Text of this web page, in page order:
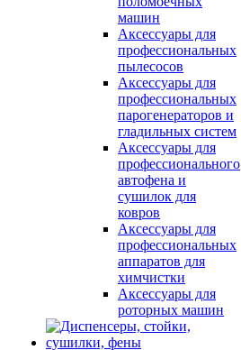
машин
Аксессуары для
профессиональных
пылесосов
Аксессуары для
профессиональных
парогенераторов и
гладильных систем
Аксессуары для
профессионального
автофена и
сушилок для
ковров
Аксессуары для
профессиональных
аппаратов для
химчистки
Аксессуары для
роторных машин